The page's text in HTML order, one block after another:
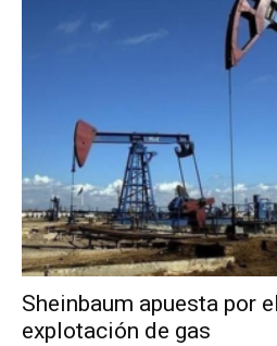
Sheinbaum apuesta por
explotación de gas